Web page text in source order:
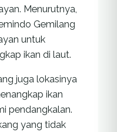
Menurutnya,
Gemilang
untuk
ikan di laut.
juga lokasinya
ikan
pendangkalan.
yang tidak